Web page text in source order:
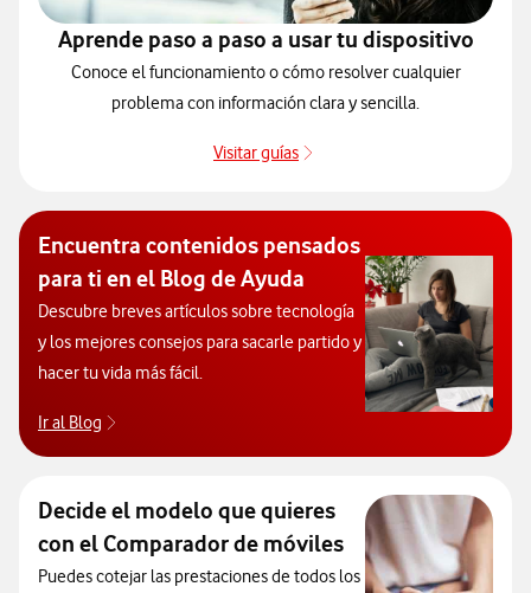
Aprende paso a paso a usar tu dispositivo
Conoce el funcionamiento o cómo resolver cualquier
problema con información clara y sencilla.
Visitar guías
Encuentra contenidos pensados
para ti en el Blog de Ayuda
Descubre breves artículos sobre tecnología
y los mejores consejos para sacarle partido y
hacer tu vida más fácil.
Ir al Blog
Decide el modelo que quieres
con el Comparador de móviles
Puedes cotejar las prestaciones de todos los